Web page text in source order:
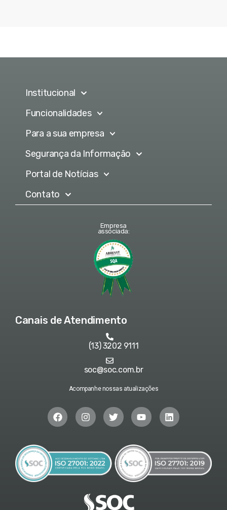
Institucional
Funcionalidades
Para a sua empresa
Segurança da Informação
Portal de Notícias
Contato
Empresa
associada:
Canais de Atendimento
(13) 3202 9111
soc@soc.com.br
Acompanhe nossas atualizações